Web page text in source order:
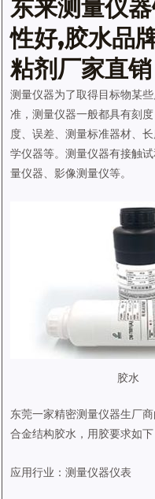
东来测量仪
性好,胶水品
粘剂厂家直销
测量仪器为了取得目标物某
准，测量仪器一般都具有刻
度、误差、测量标准器材、
学仪器等。测量仪器有接触
量仪器、影像测量仪等。
胶水
东莞一家精密测量仪器生厂
合金结构胶水，用胶要求如下
应用行业：测量仪器仪表